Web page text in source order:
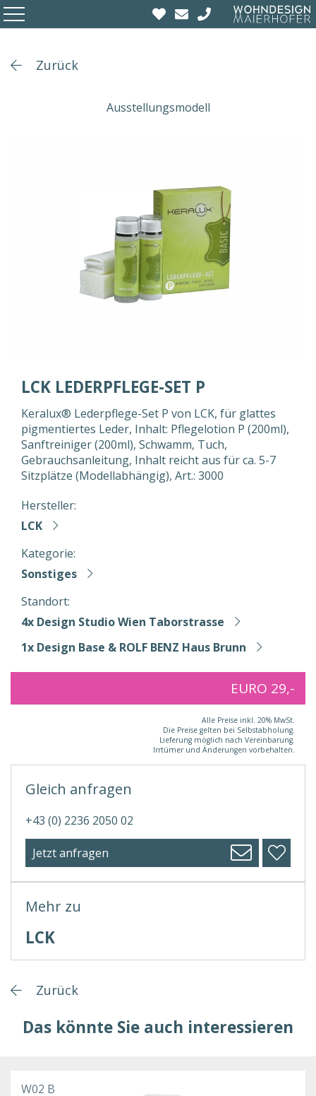
Zurück
Ausstellungsmodell
LCK LEDERPFLEGE-SET P
Keralux® Lederpflege-Set P von LCK, für glattes
pigmentiertes Leder, Inhalt: Pflegelotion P (200ml),
Sanftreiniger (200ml), Schwamm, Tuch,
Gebrauchsanleitung, Inhalt reicht aus für ca. 5-7
Sitzplätze (Modellabhängig), Art.: 3000
Hersteller:
LCK
Kategorie:
Sonstiges
Standort:
4x Design Studio Wien Taborstrasse
1x Design Base & ROLF BENZ Haus Brunn
EURO 29,-
Alle Preise inkl. 20% MwSt.
Die Preise gelten bei Selbstabholung.
Lieferung möglich nach Vereinbarung.
Irrtümer und Änderungen vorbehalten.
Mehr zu
LCK
Gleich anfragen
+43 (0) 2236 2050 02
Jetzt anfragen
Zurück
Das könnte Sie auch interessieren
W02 B